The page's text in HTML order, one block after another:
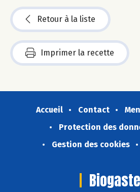
Retour à la liste
Imprimer la recette
Accueil Contact
Protection des
Gestion des cookies